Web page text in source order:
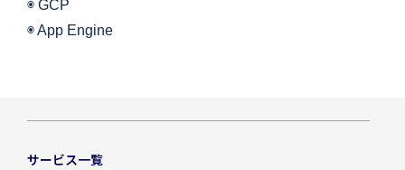
◉ GCP
◉ App Engine
サービス一覧